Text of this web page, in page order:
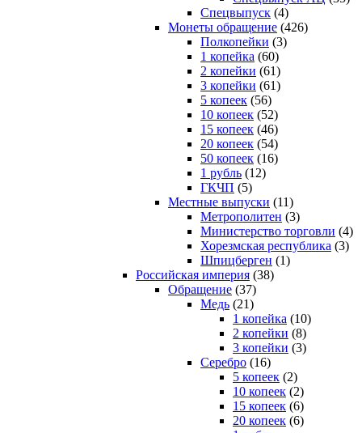
Спецвыпуск (4)
Монеты обращение (426)
Полкопейки (3)
1 копейка (60)
2 копейки (61)
3 копейки (61)
5 копеек (56)
10 копеек (52)
15 копеек (46)
20 копеек (54)
50 копеек (16)
1 рубль (12)
ГКЧП (5)
Местные выпуски (11)
Метрополитен (3)
Министерство торговли (4)
Хорезмская республика (3)
Шпицберген (1)
Российская империя (38)
Обращение (37)
Медь (21)
1 копейка (10)
2 копейки (8)
3 копейки (3)
Серебро (16)
5 копеек (2)
10 копеек (2)
15 копеек (6)
20 копеек (6)